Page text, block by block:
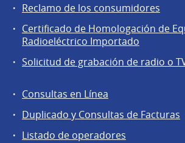
comunidad
Reclamo de los consumidores
Certificado de Homologación de
Radioeléctrico Importado
Solicitud de grabación de radio o
Agentes
regulados
Consultas en Línea
Duplicado y Consultas de Facturas
Listado de operadores